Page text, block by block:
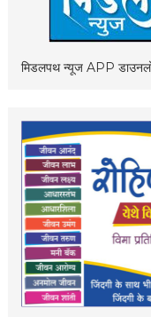
मिडलपथ न्यूज APP